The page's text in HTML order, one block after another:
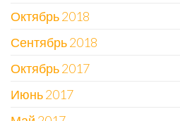
Октябрь 2018
Сентябрь 2018
Октябрь 2017
Июнь 2017